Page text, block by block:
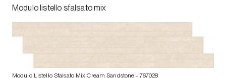
Modulo listello sfalsato mix
Modulo Listello Sfalsato Mix Cream Sandstone - 767028